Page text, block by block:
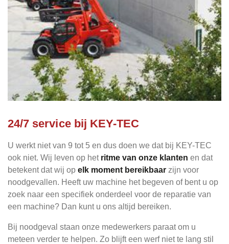
24/7 service bij KEY-TEC
U werkt niet van 9 tot 5 en dus doen we dat bij KEY-TEC
ook niet. Wij leven op het ritme van onze klanten en dat
betekent dat wij op elk moment bereikbaar zijn voor
noodgevallen. Heeft uw machine het begeven of bent u op
zoek naar een specifiek onderdeel voor de reparatie van
een machine? Dan kunt u ons altijd bereiken.
Bij noodgeval staan onze medewerkers paraat om u
meteen verder te helpen. Zo blijft een werf niet te lang stil